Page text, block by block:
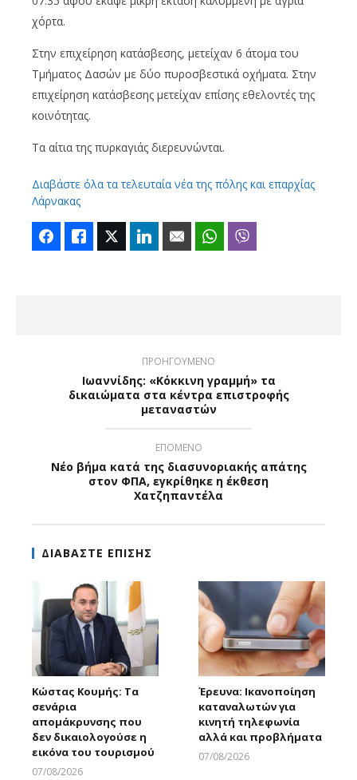
χόρτα.
Στην επιχείρηση κατάσβεσης, μετείχαν 6 άτομα του
Τμήματος Δασών με δύο πυροσβεστικά οχήματα. Στην
επιχείρηση κατάσβεσης μετείχαν επίσης εθελοντές της
κοινότητας.
Τα αίτια της πυρκαγιάς διερευνώνται.
Διαβάστε όλα τα τελευταία νέα της πόλης και επαρχίας
Λάρνακας
FacebookLike Twitter LinkedIn Email WhatsApp
ΠΡΟΗΓΟΥΜΕΝΟ
Ιωαννίδης: «Κόκκινη γραμμή» τα
δικαιώματα στα κέντρα επιστροφής
μεταναστών
ΕΠΟΜΕΝΟ
Νέο βήμα κατά της διασυνοριακής απάτης
στον ΦΠΑ, εγκρίθηκε η έκθεση
Χατζηπαντέλα
ΔΙΑΒΑΣΤΕ ΕΠΙΣΗΣ
Κώστας Κουμής: Τα
σενάρια
απομάκρυνσης που
δεν δικαιολογούσε η
εικόνα του τουρισμού
07/08/2026
Έρευνα: Ικανοποίηση
καταναλωτών για
κινητή τηλεφωνία
αλλά και προβλήματα
07/08/2026